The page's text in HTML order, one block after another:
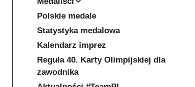
Polskie medale
Statystyka medalowa
Kalendarz imprez
Reguła 40. Karty Olimpijskiej dla
zawodnika